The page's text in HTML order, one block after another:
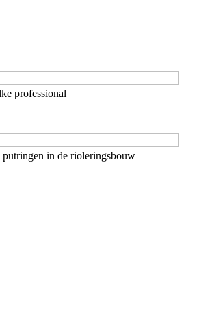
professional
in de rioleringsbouw